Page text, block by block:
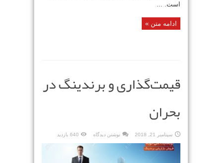
است. ...
ادامه متن »
قیمت‌گذاری و برندینگ در
بحران
سپتامبر 21, 2018 نوشتن دیدگاه 640 بازدید